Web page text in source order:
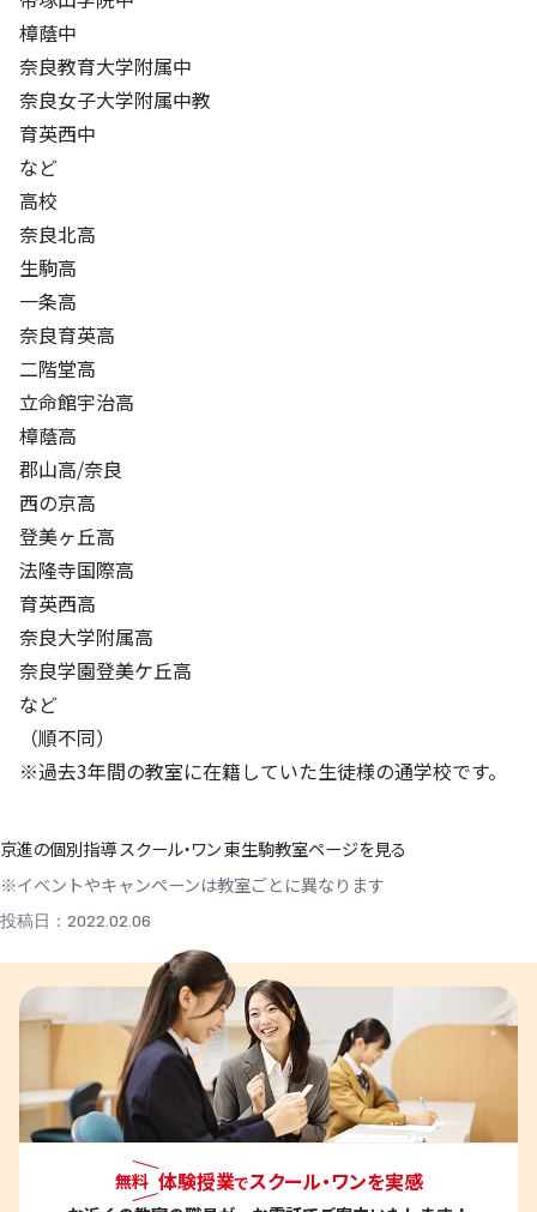
樟蔭中
奈良教育大学附属中
奈良女子大学附属中教
育英西中
など
高校
奈良北高
生駒高
一条高
奈良育英高
二階堂高
立命館宇治高
樟蔭高
郡山高/奈良
西の京高
登美ヶ丘高
法隆寺国際高
育英西高
奈良大学附属高
奈良学園登美ケ丘高
など
（順不同）
※過去3年間の教室に在籍していた生徒様の通学校です。
京進の個別指導 スクール・ワン 東生駒教室ページを見る
※イベントやキャンペーンは教室ごとに異なります
投稿日：2022.02.06
無料 体験授業でスクール・ワンを実感